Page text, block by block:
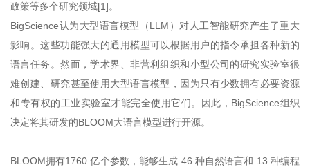
政策等多个研究领域[1]。
BigScience认为大型语言模型（LLM）对人工智能研究产生了重大
影响。这些功能强大的通用模型可以根据用户的指令承担各种新的
语言任务。然而，学术界、非营利组织和小型公司的研究实验室很
难创建、研究甚至使用大型语言模型，因为只有少数拥有必要资源
和专有权的工业实验室才能完全使用它们。因此，BigScience组织
决定将其研发的BLOOM大语言模型进行开源。
BLOOM拥有1760 亿个参数，能够生成 46 种自然语言和 13 种编程